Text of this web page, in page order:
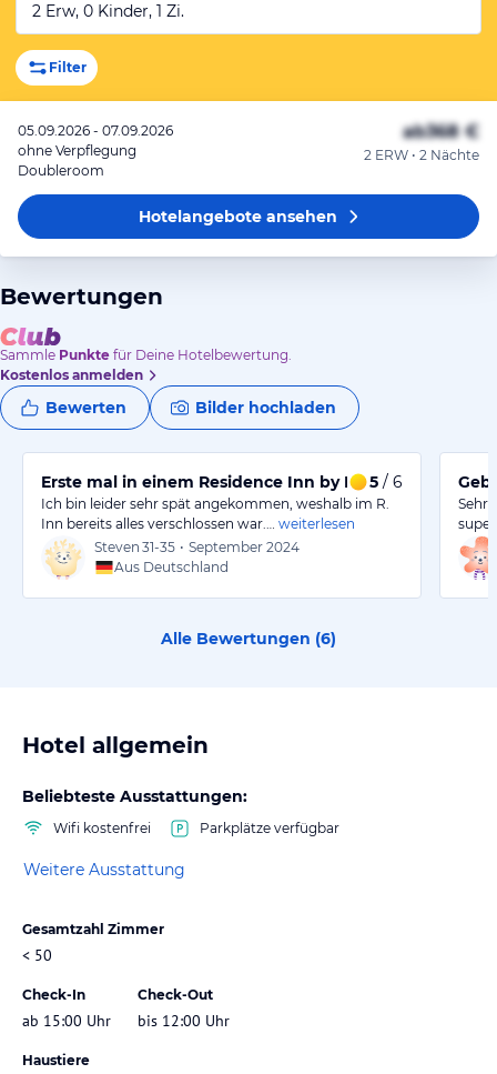
2 Erw, 0 Kinder, 1 Zi.
Filter
05.09.2026 - 07.09.2026
ohne Verpflegung
Doubleroom
ab368 €
2 ERW • 2 Nächte
Hotelangeboteansehen
Bewertungen
Sammle Punkte für Deine Hotelbewertung.
Kostenlos anmelden
Bewerten Bilder hochladen
Erste mal in einem Residence Inn by Marriott
5 / 6
Ich bin leider sehr spät angekommen, weshalb im R.
Inn bereits alles verschlossen war.…
weiterlesen
Steven 31-35 • September 2024
Aus Deutschland
Sehr
Alle Bewertungen (6)
Hotel allgemein
Beliebteste Ausstattungen:
Wifi kostenfrei Parkplätze verfügbar
Weitere Ausstattung
Gesamtzahl Zimmer
< 50
Check-In
ab 15:00 Uhr
Check-Out
bis 12:00 Uhr
Haustiere